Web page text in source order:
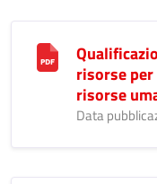
risorse
risorse
Data